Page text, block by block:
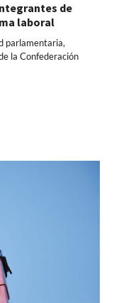
de
laboral
parlamentaria,
la Confederación